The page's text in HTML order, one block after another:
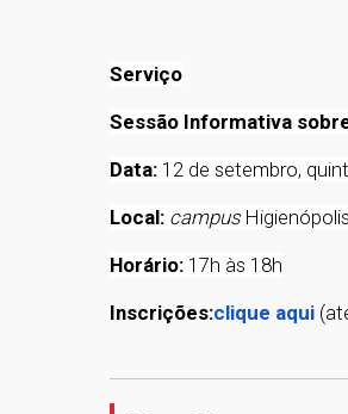
Serviço
Sessão Informativa
Data: 12 de setembro,
Local: campus
Horário: 17h às 18h
Inscrições:clique aqui